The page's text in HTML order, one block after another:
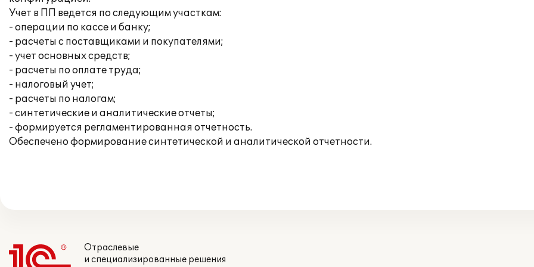
Учет в ПП ведется по следующим участкам:
- операции по кассе и банку;
- расчеты с поставщиками и покупателями;
- учет основных средств;
- расчеты по оплате труда;
- налоговый учет;
- расчеты по налогам;
- синтетические и аналитические отчеты;
- формируется регламентированная отчетность.
Обеспечено формирование синтетической и аналитической отчетности.
Отраслевые
и специализированные решения